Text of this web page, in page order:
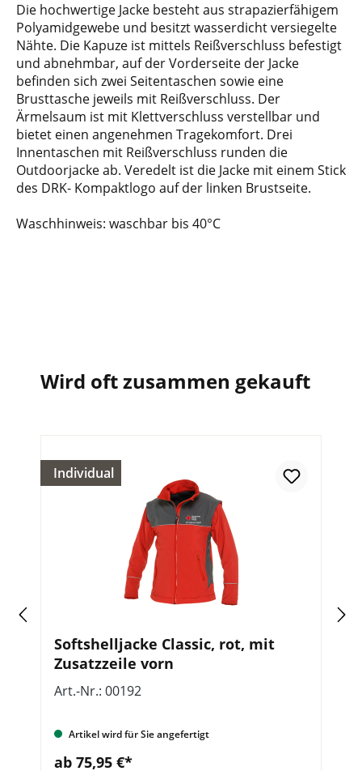
Die hochwertige Jacke besteht aus strapazierfähigem
Polyamidgewebe und besitzt wasserdicht versiegelte
Nähte. Die Kapuze ist mittels Reißverschluss befestigt
und abnehmbar, auf der Vorderseite der Jacke
befinden sich zwei Seitentaschen sowie eine
Brusttasche jeweils mit Reißverschluss. Der
Ärmelsaum ist mit Klettverschluss verstellbar und
bietet einen angenehmen Tragekomfort. Drei
Innentaschen mit Reißverschluss runden die
Outdoorjacke ab. Veredelt ist die Jacke mit einem Stick
des DRK- Kompaktlogo auf der linken Brustseite.
Waschhinweis: waschbar bis 40°C
Wird oft zusammen gekauft
Individual
Softshelljacke Classic, rot, mit
Zusatzzeile vorn
Art.-Nr.: 00192
Artikel wird für Sie angefertigt
ab 75,95 €*